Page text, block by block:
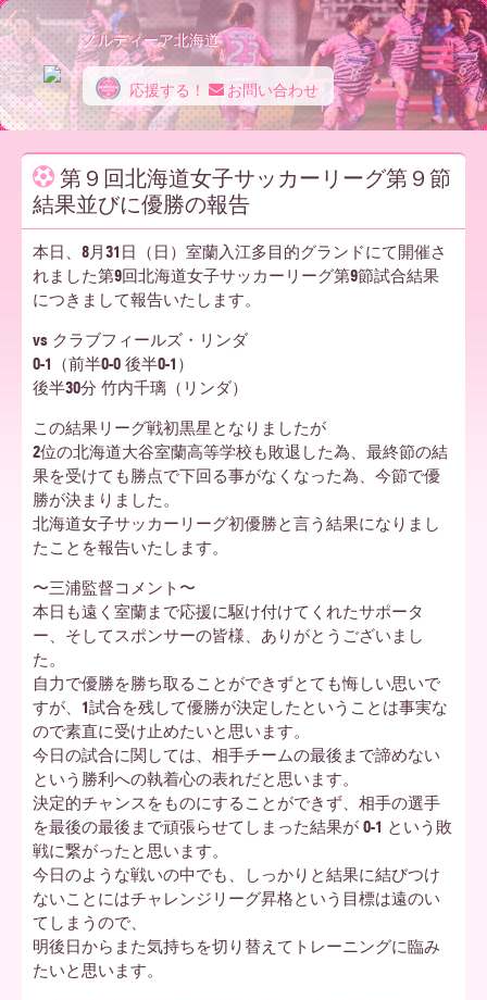
ノ
ル
デ
ィ
ー
ア
北
海
道
ノルディーア北海道
応援する！ お問い合わせ
第９回北海道女子サッカーリーグ第９節
結果並びに優勝の報告
本日、8月31日（日）室蘭入江多目的グランドにて開催さ
れました第9回北海道女子サッカーリーグ第9節試合結果
につきまして報告いたします。
vs クラブフィールズ・リンダ
0-1（前半0-0 後半0-1）
後半30分 竹内千璃（リンダ）
この結果リーグ戦初黒星となりましたが
2位の北海道大谷室蘭高等学校も敗退した為、最終節の結
果を受けても勝点で下回る事がなくなった為、今節で優
勝が決まりました。
北海道女子サッカーリーグ初優勝と言う結果になりまし
たことを報告いたします。
〜三浦監督コメント〜
本日も遠く室蘭まで応援に駆け付けてくれたサポータ
ー、そしてスポンサーの皆様、ありがとうございまし
た。
自力で優勝を勝ち取ることができずとても悔しい思いで
すが、1試合を残して優勝が決定したということは事実な
ので素直に受け止めたいと思います。
今日の試合に関しては、相手チームの最後まで諦めない
という勝利への執着心の表れだと思います。
決定的チャンスをものにすることができず、相手の選手
を最後の最後まで頑張らせてしまった結果が 0-1 という敗
戦に繋がったと思います。
今日のような戦いの中でも、しっかりと結果に結びつけ
ないことにはチャレンジリーグ昇格という目標は遠のい
てしまうので、
明後日からまた気持ちを切り替えてトレーニングに臨み
たいと思います。